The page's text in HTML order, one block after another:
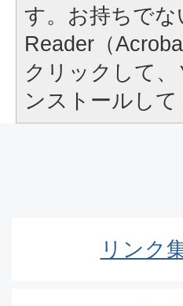
す。お持ちで
Reader（
クリックして
ンストールして
リンク